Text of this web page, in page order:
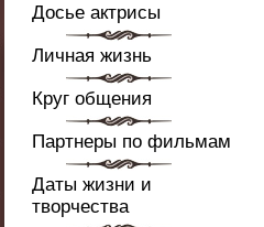
Досье актрисы
Личная жизнь
Круг общения
Партнеры по фильмам
Даты жизни и
творчества